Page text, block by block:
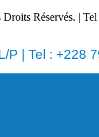
Réservés. |
P | Tel : +228